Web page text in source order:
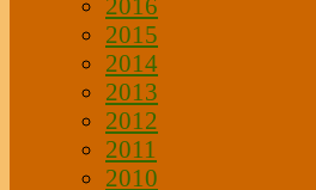
2016
2015
2014
2013
2012
2011
2010